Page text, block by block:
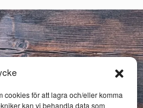
cookies för att lagra och/eller komma
kan vi behandla data som